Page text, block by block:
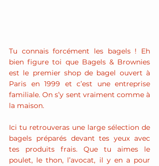
Tu connais forcément les bagels ! Eh
bien figure toi que Bagels & Brownies
est le premier shop de bagel ouvert à
Paris en 1999 et c’est une entreprise
familiale. On s’y sent vraiment comme à
la maison.
Ici tu retrouveras une large sélection de
bagels préparés devant tes yeux avec
tes produits frais. Que tu aimes le
poulet, le thon, l’avocat, il y en a pour